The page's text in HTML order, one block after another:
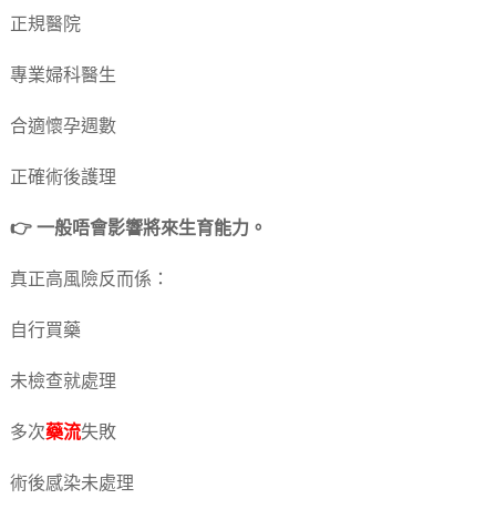
正規醫院
專業婦科醫生
合適懷孕週數
正確術後護理
👉 一般唔會影響將來生育能力。
真正高風險反而係：
自行買藥
未檢查就處理
多次藥流失敗
術後感染未處理